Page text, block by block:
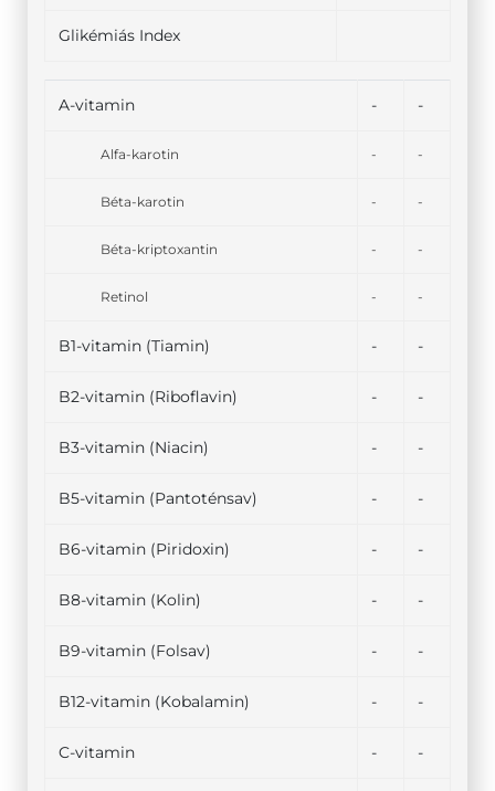
Glikémiás Index
A-vitamin - -
Alfa-karotin - -
Béta-karotin - -
Béta-kriptoxantin - -
Retinol - -
B1-vitamin (Tiamin) - -
B2-vitamin (Riboflavin) - -
B3-vitamin (Niacin) - -
B5-vitamin (Pantoténsav) - -
B6-vitamin (Piridoxin) - -
B8-vitamin (Kolin) - -
B9-vitamin (Folsav) - -
B12-vitamin (Kobalamin) - -
C-vitamin - -